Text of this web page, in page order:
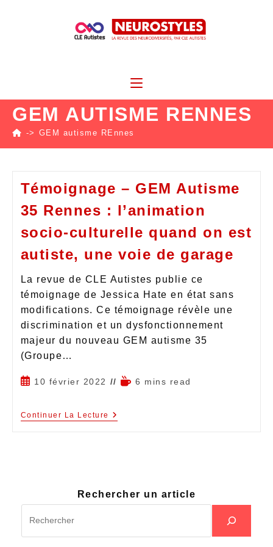
GEM AUTISME RENNES
-> GEM autisme REnnes
Témoignage – GEM Autisme
35 Rennes : l’animation
socio-culturelle quand on est
autiste, une voie de garage
La revue de CLE Autistes publie ce
témoignage de Jessica Hate en état sans
modifications. Ce témoignage révèle une
discrimination et un dysfonctionnement
majeur du nouveau GEM autisme 35
(Groupe…
10 février 2022 6 mins read
Continuer La Lecture
Rechercher un article